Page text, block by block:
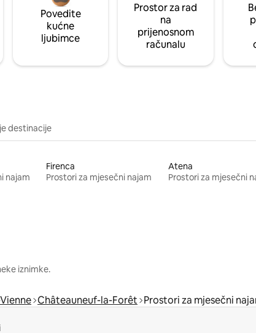
Povedite
kućne
ljubimce
Prostor za rad
na
prijenosnom
računalu
destinacije
najam
Firenca
Prostori za mjesečni najam
Atena
Prostori za mjesečni
iznimke.
Châteauneuf-la-Forêt Prostori za mjesečni